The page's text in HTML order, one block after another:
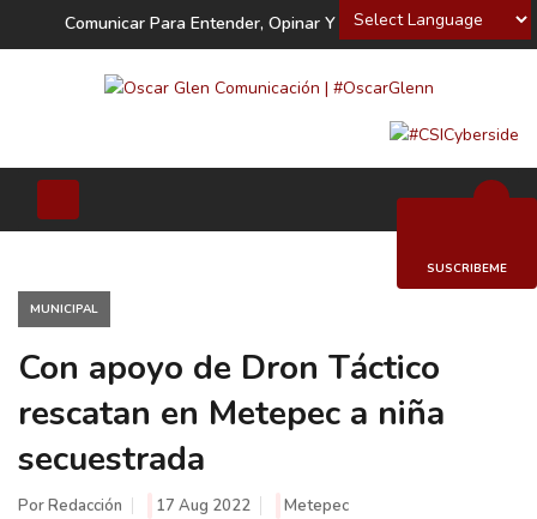
Powered by
Comunicar Para Entender, Opinar Y Decidir
MUNICIPAL
Con apoyo de Dron Táctico
rescatan en Metepec a niña
secuestrada
Por Redacción 17 Aug 2022 Metepec
SUSCRIBEME